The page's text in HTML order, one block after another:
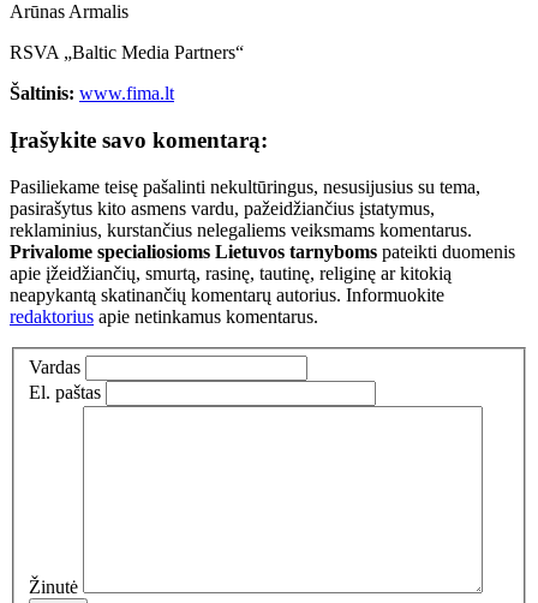
Arūnas Armalis
RSVA „Baltic Media Partners“
Šaltinis: www.fima.lt
Įrašykite savo komentarą:
Pasiliekame teisę pašalinti nekultūringus, nesusijusius su tema,
pasirašytus kito asmens vardu, pažeidžiančius įstatymus,
reklaminius, kurstančius nelegaliems veiksmams komentarus.
Privalome specialiosioms Lietuvos tarnyboms pateikti duomenis
apie įžeidžiančių, smurtą, rasinę, tautinę, religinę ar kitokią
neapykantą skatinančių komentarų autorius. Informuokite
redaktorius apie netinkamus komentarus.
Vardas
El. paštas
Žinutė